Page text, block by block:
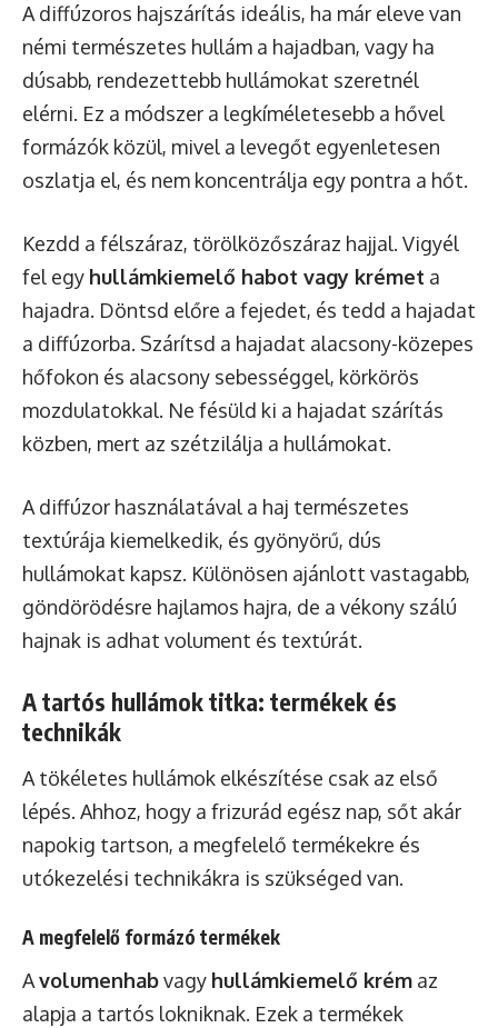
A diffúzoros hajszárítás ideális, ha már eleve van
némi természetes hullám a hajadban, vagy ha
dúsabb, rendezettebb hullámokat szeretnél
elérni. Ez a módszer a legkíméletesebb a hővel
formázók közül, mivel a levegőt egyenletesen
oszlatja el, és nem koncentrálja egy pontra a hőt.
Kezdd a félszáraz, törölközőszáraz hajjal. Vigyél
fel egy hullámkiemelő habot vagy krémet a
hajadra. Döntsd előre a fejedet, és tedd a hajadat
a diffúzorba. Szárítsd a hajadat alacsony-közepes
hőfokon és alacsony sebességgel, körkörös
mozdulatokkal. Ne fésüld ki a hajadat szárítás
közben, mert az szétzilálja a hullámokat.
A diffúzor használatával a haj természetes
textúrája kiemelkedik, és gyönyörű, dús
hullámokat kapsz. Különösen ajánlott vastagabb,
göndörödésre hajlamos hajra, de a vékony szálú
hajnak is adhat volument és textúrát.
A tartós hullámok titka: termékek és
technikák
A tökéletes hullámok elkészítése csak az első
lépés. Ahhoz, hogy a frizurád egész nap, sőt akár
napokig tartson, a megfelelő termékekre és
utókezelési technikákra is szükséged van.
A megfelelő formázó termékek
Avolumenhabvagy hullámkiemelő krém az
alapja a tartós lokniknak. Ezek a termékek